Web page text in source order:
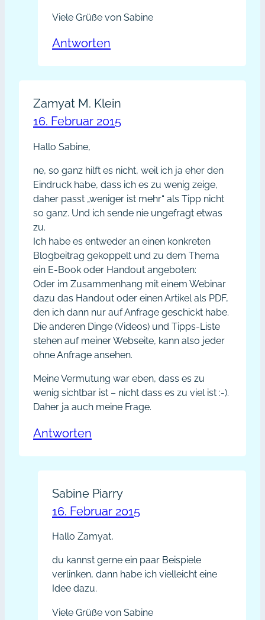
Viele Grüße von Sabine
Antworten
Zamyat M. Klein
16. Februar 2015
Hallo Sabine,
ne, so ganz hilft es nicht, weil ich ja eher den
Eindruck habe, dass ich es zu wenig zeige,
daher passt „weniger ist mehr“ als Tipp nicht
so ganz. Und ich sende nie ungefragt etwas
zu.
Ich habe es entweder an einen konkreten
Blogbeitrag gekoppelt und zu dem Thema
ein E-Book oder Handout angeboten:
Oder im Zusammenhang mit einem Webinar
dazu das Handout oder einen Artikel als PDF,
den ich dann nur auf Anfrage geschickt habe.
Die anderen Dinge (Videos) und Tipps-Liste
stehen auf meiner Webseite, kann also jeder
ohne Anfrage ansehen.
Meine Vermutung war eben, dass es zu
wenig sichtbar ist – nicht dass es zu viel ist :-).
Daher ja auch meine Frage.
Antworten
Sabine Piarry
16. Februar 2015
Hallo Zamyat,
du kannst gerne ein paar Beispiele
verlinken, dann habe ich vielleicht eine
Idee dazu.
Viele Grüße von Sabine